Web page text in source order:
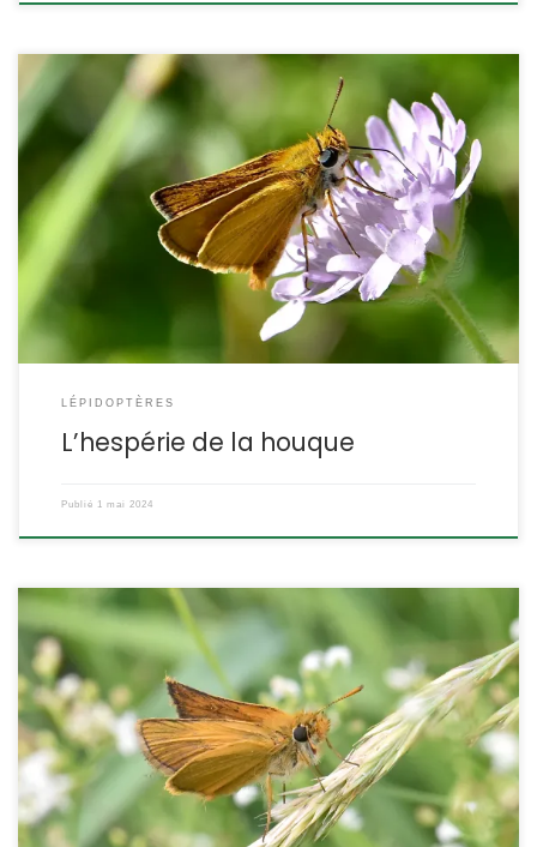
L’hespérie de la houque C’est un petit papillon orange et brun au
vol rapide et sautillant que l’on voit dans les prairies, les friches,
les talus où il trouve les poacées (graminées) dont se nourriront
ses chenilles. La bande noire Thymelicus sylvestris Poda,1761.
POSITION SYSTÉMATIQUE : Insecte, Lépidoptère, Rhopalocère,
Famille des Hesperidae, sous-famille […]
LÉPIDOPTÈRES
L’hespérie de la houque
Publié 1 mai 2024
C’est un petit papillon orange au vol bondissant que l’on
rencontrera partout en France mais dans des sites secs et
chauds. Sa chenille se nourrit de graminées. Thymelicus acteon
Rottenberg,1775. POSITION SYSTÉMATIQUE : Insecte, Lépidoptère,
Rhopalocère Famille des Hesperiidae, sous-famille des
Hesperiinae. ETYMOLOGIE : Le nom de genre Thymelicus est du à
Hübner, c’est […]